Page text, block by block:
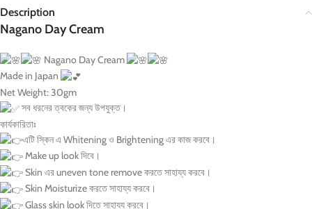
Description
Nagano Day Cream
Nagano Day Cream
Made in Japan
Net Weight: 30gm
সব ধরনের ত্বকের জন্য উপযুক্ত।
কার্যকারিতাঃ
এটি স্কিন এ Whitening ও Brightening এর কাজ করবে।
Make up look দিবে।
Skin এর uneven tone remove করতে সাহায্য করবে।
Skin Moisturize করতে সাহায্য করবে।
Glass skin look দিতে সাহায্য করবে।